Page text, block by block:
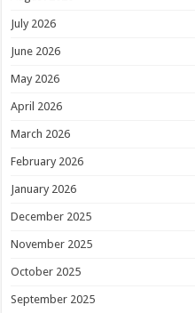
July 2026
June 2026
May 2026
April 2026
March 2026
February 2026
January 2026
December 2025
November 2025
October 2025
September 2025